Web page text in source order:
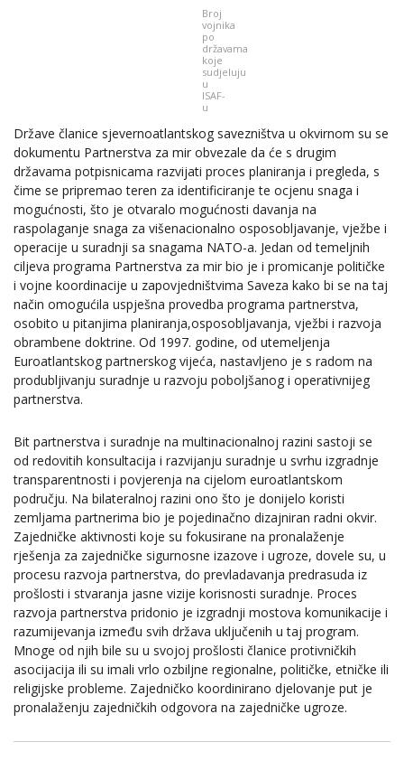
Broj
vojnika
po
državama
koje
sudjeluju
u
ISAF-
u
Države članice sjevernoatlantskog savezništva u okvirnom su se
dokumentu Partnerstva za mir obvezale da će s drugim
državama potpisnicama razvijati proces planiranja i pregleda, s
čime se pripremao teren za identificiranje te ocjenu snaga i
mogućnosti, što je otvaralo mogućnosti davanja na
raspolaganje snaga za višenacionalno osposobljavanje, vježbe i
operacije u suradnji sa snagama NATO-a. Jedan od temeljnih
ciljeva programa Partnerstva za mir bio je i promicanje političke
i vojne koordinacije u zapovjedništvima Saveza kako bi se na taj
način omogućila uspješna provedba programa partnerstva,
osobito u pitanjima planiranja,osposobljavanja, vježbi i razvoja
obrambene doktrine. Od 1997. godine, od utemeljenja
Euroatlantskog partnerskog vijeća, nastavljeno je s radom na
produbljivanju suradnje u razvoju poboljšanog i operativnijeg
partnerstva.
Bit partnerstva i suradnje na multinacionalnoj razini sastoji se
od redovitih konsultacija i razvijanju suradnje u svrhu izgradnje
transparentnosti i povjerenja na cijelom euroatlantskom
području. Na bilateralnoj razini ono što je donijelo koristi
zemljama partnerima bio je pojedinačno dizajniran radni okvir.
Zajedničke aktivnosti koje su fokusirane na pronalaženje
rješenja za zajedničke sigurnosne izazove i ugroze, dovele su, u
procesu razvoja partnerstva, do prevladavanja predrasuda iz
prošlosti i stvaranja jasne vizije korisnosti suradnje. Proces
razvoja partnerstva pridonio je izgradnji mostova komunikacije i
razumijevanja između svih država uključenih u taj program.
Mnoge od njih bile su u svojoj prošlosti članice protivničkih
asocijacija ili su imali vrlo ozbiljne regionalne, političke, etničke ili
religijske probleme. Zajedničko koordinirano djelovanje put je
pronalaženju zajedničkih odgovora na zajedničke ugroze.